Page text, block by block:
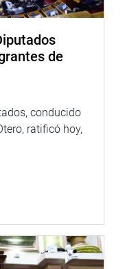
en cuenta el pedido
tema y buscar una
expusieron su
que afecta a
de una comisaría
y garantizar la
Mamani, se
de Melgar,
y padres
de
conducido
ratificó hoy,